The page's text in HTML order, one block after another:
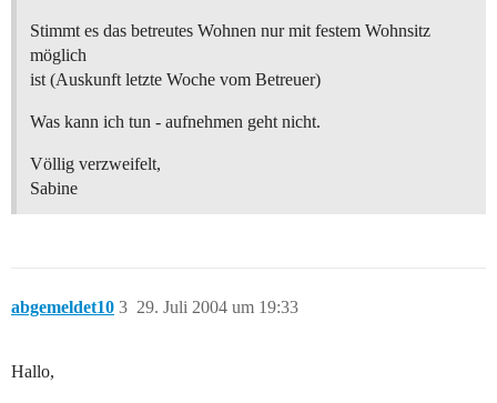
Stimmt es das betreutes Wohnen nur mit festem Wohnsitz
möglich
ist (Auskunft letzte Woche vom Betreuer)
Was kann ich tun - aufnehmen geht nicht.
Völlig verzweifelt,
Sabine
abgemeldet10 29. Juli 2004 um 19:33
3
Hallo,